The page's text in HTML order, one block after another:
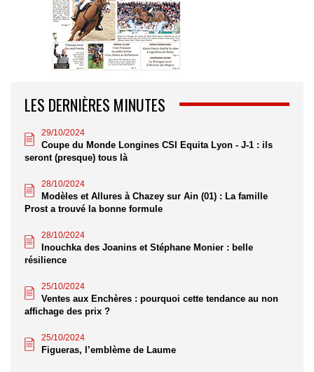
LES DERNIÈRES MINUTES
29/10/2024
Coupe du Monde Longines CSI Equita Lyon - J-1 : ils
seront (presque) tous là
28/10/2024
Modèles et Allures à Chazey sur Ain (01) : La famille
Prost a trouvé la bonne formule
28/10/2024
Inouchka des Joanins et Stéphane Monier : belle
résilience
25/10/2024
Ventes aux Enchères : pourquoi cette tendance au non
affichage des prix ?
25/10/2024
Figueras, l’emblème de Laume